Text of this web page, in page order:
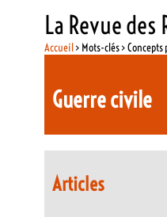
La Revue des
Accueil> Mots-clés >
Guerre civile
Articles